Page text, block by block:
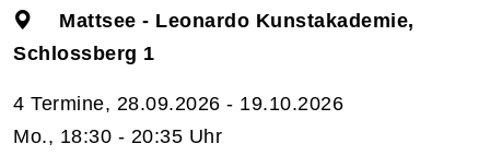
Mattsee - Leonardo Kunstakademie,
Schlossberg 1
4 Termine, 28.09.2026 - 19.10.2026
Mo., 18:30 - 20:35 Uhr